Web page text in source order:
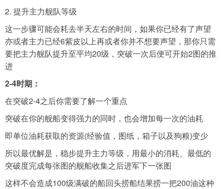
2. 提升主力舰队等级
这一步骤可能会耗去半天左右的时间，如果你已经有了声望
亦或者主力已经6紫皮以上再或者你并不想要声望，那你只需
要把主力舰队提升至平均20级，突破一次后便可开始2图的推
进
2-4时期：
在突破2-4之后你需要了解一个重点
突破在你的舰船变得强力的同时，也会增加每一次的油耗
即单位油耗获取的资源(经验值，图纸，箱子以及狗粮)变少
所以最优解是，稳步提升主力等级，用最小的消耗、最低的
突破度完成每张图的舰船收集之后进军下一张图
这样不会造成100级满破的船回头捞船结果捞一把200油这种